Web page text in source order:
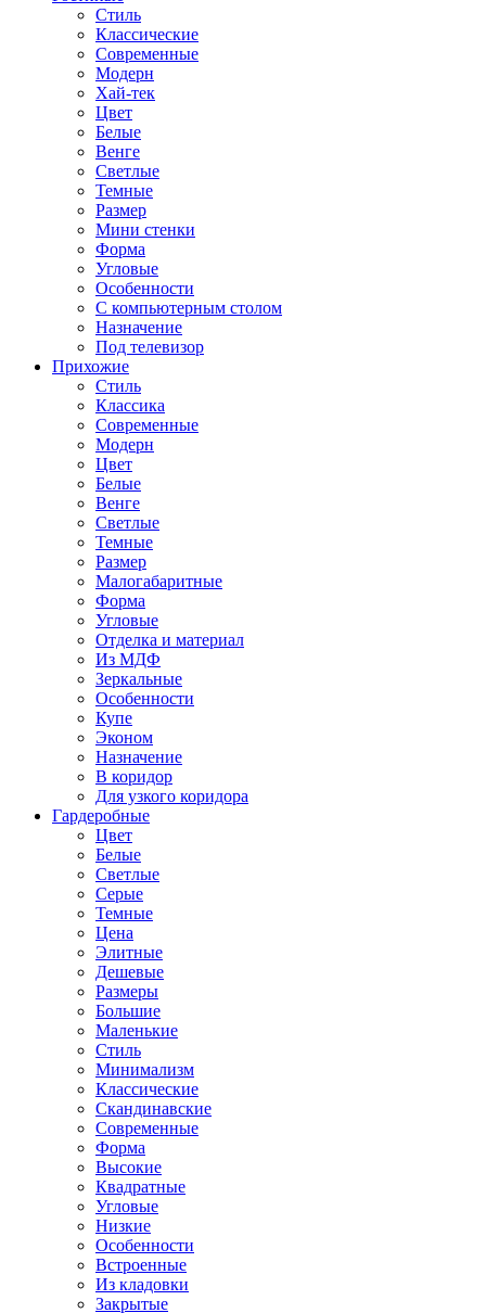
Стиль
Классические
Современные
Модерн
Хай-тек
Цвет
Белые
Венге
Светлые
Темные
Размер
Мини стенки
Форма
Угловые
Особенности
С компьютерным столом
Назначение
Под телевизор
Прихожие
Стиль
Классика
Современные
Модерн
Цвет
Белые
Венге
Светлые
Темные
Размер
Малогабаритные
Форма
Угловые
Отделка и материал
Из МДФ
Зеркальные
Особенности
Купе
Эконом
Назначение
В коридор
Для узкого коридора
Гардеробные
Цвет
Белые
Светлые
Серые
Темные
Цена
Элитные
Дешевые
Размеры
Большие
Маленькие
Стиль
Минимализм
Классические
Скандинавские
Современные
Форма
Высокие
Квадратные
Угловые
Низкие
Особенности
Встроенные
Из кладовки
Закрытые